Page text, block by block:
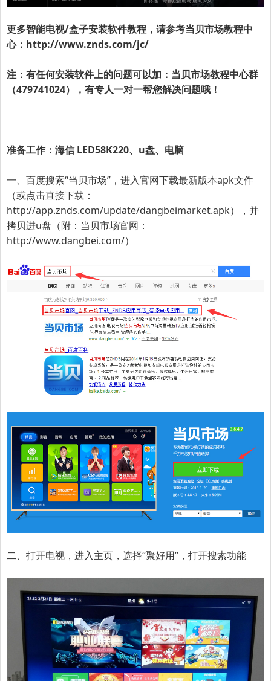
更多智能电视/盒子安装软件教程，请参考当贝市场教程中
心： http://www.znds.com/jc/
注：有任何安装软件上的问题可以加： 当贝市场教程中心群
（479741024），有专人一对一帮您解决问题哦！
准备工作：海信 LED58K220、u盘、电脑
一、百度搜索“当贝市场”，进入官网下载最新版本apk文件
（或点击直接下载：
http://app.znds.com/update/dangbeimarket.apk），并
拷贝进u盘（附：当贝市场官网：
http://www.dangbei.com/）
二、打开电视，进入主页，选择“聚好用”，打开搜索功能